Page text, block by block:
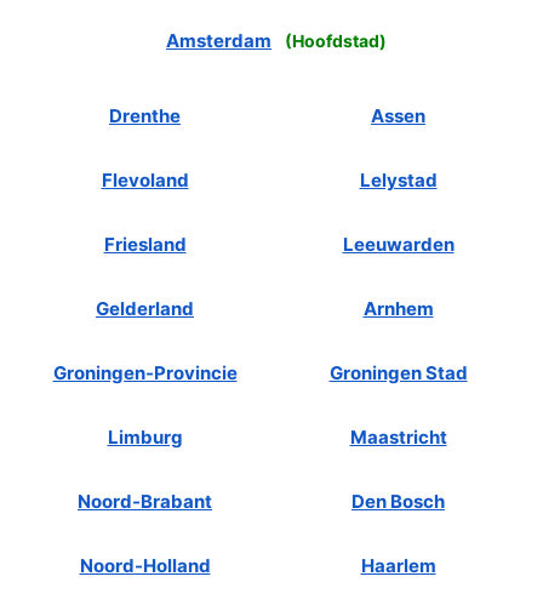
Amsterdam (Hoofdstad)
Drenthe Assen
Flevoland Lelystad
Friesland Leeuwarden
Gelderland Arnhem
Groningen-Provincie Groningen Stad
Limburg Maastricht
Noord-Brabant Den Bosch
Noord-Holland Haarlem